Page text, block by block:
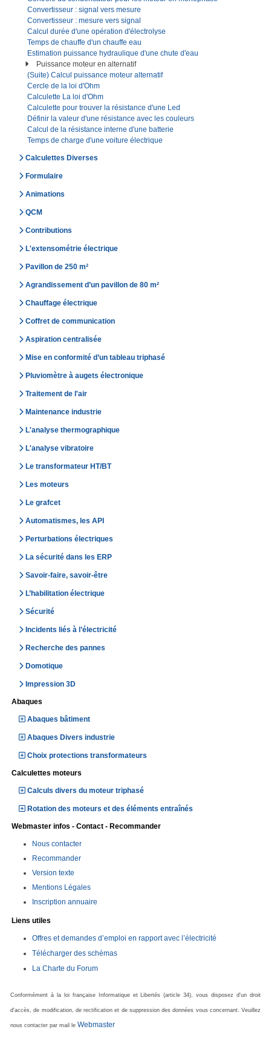
Convertisseur : signal vers mesure
Convertisseur : mesure vers signal
Calcul durée d'une opération d'électrolyse
Temps de chauffe d'un chauffe eau
Estimation puissance hydraulique d'une chute d'eau
Puissance moteur en alternatif
(Suite) Calcul puissance moteur alternatif
Cercle de la loi d'Ohm
Calculette La loi d'Ohm
Calculette pour trouver la résistance d'une Led
Définir la valeur d'une résistance avec les couleurs
Calcul de la résistance interne d'une batterie
Temps de charge d'une voiture électrique
Calculettes Diverses
Formulaire
Animations
QCM
Contributions
L'extensométrie électrique
Pavillon de 250 m²
Agrandissement d’un pavillon de 80 m²
Chauffage électrique
Coffret de communication
Aspiration centralisée
Mise en conformité d’un tableau triphasé
Pluviomètre à augets électronique
Traitement de l'air
Maintenance industrie
L'analyse thermographique
L'analyse vibratoire
Le transformateur HT/BT
Les moteurs
Le grafcet
Automatismes, les API
Perturbations électriques
La sécurité dans les ERP
Savoir-faire, savoir-être
L’habilitation électrique
Sécurité
Incidents liés à l’électricité
Recherche des pannes
Domotique
Impression 3D
Abaques
Abaques bâtiment
Abaques Divers industrie
Choix protections transformateurs
Calculettes moteurs
Calculs divers du moteur triphasé
Rotation des moteurs et des éléments entraînés
Webmaster infos - Contact - Recommander
Nous contacter
Recommander
Version texte
Mentions Légales
Inscription annuaire
Liens utiles
Offres et demandes d’emploi en rapport avec l’électricité
Télécharger des schémas
La Charte du Forum
Conformément à la loi française Informatique et Libertés (article 34), vous disposez d'un droit
d'accès, de modification, de rectification et de suppression des données vous concernant. Veuillez
nous contacter par mail le Webmaster